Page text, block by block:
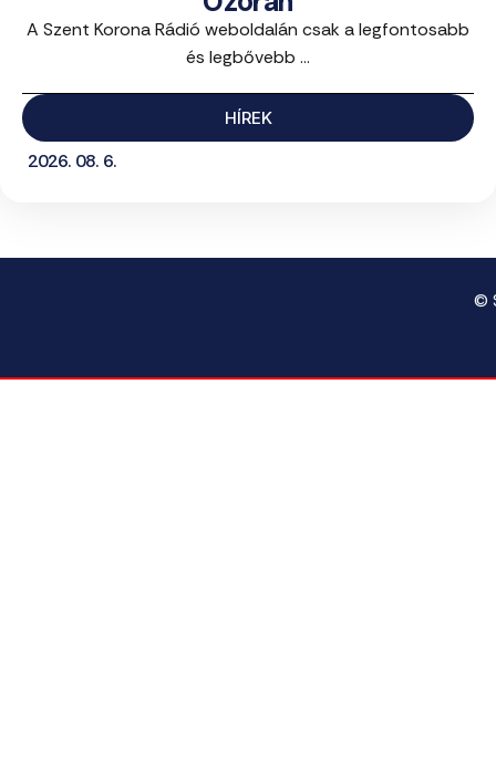
A Szent Korona Rádió weboldalán csak a legfontosabb
és legbővebb ...
HÍREK
2026. 08. 6.
©